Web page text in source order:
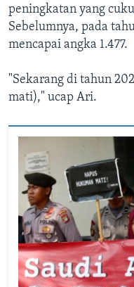
peningkatan yang
Sebelumnya, pada
mencapai angka 1.477.
"Sekarang di tahun
mati)," ucap Ari.